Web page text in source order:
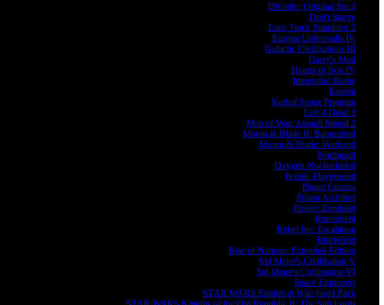
Divinity: Original Sin 2
Don't Starve
Euro Truck Simulator 2
Europa Universalis IV
Galactic Civilizations III
Garry's Mod
Hearts of Iron IV
Imperator: Rome
Kenshi
Kerbal Space Program
Left 4 Dead 2
Men of War: Assault Squad 2
Mount & Blade II: Bannerlord
Mount & Blade: Warband
Northgard
Oxygen Not Included
People Playground
Planet Coaster
Prison Architect
Project Zomboid
Ravenfield
Rebel Inc: Escalation
RimWorld
Rise of Nations: Extended Edition
Sid Meier's Civilization V
Sid Meier's Civilization VI
Space Engineers
STAR WARS Empire at War: Gold Pack